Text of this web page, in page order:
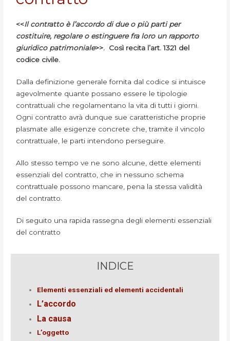
<<Il contratto è l’accordo di due o più parti per
costituire, regolare o estinguere fra loro un rapporto
giuridico patrimoniale>>. Così recita l’art. 1321 del
codice civile.
Dalla definizione generale fornita dal codice si intuisce
agevolmente quante possano essere le tipologie
contrattuali che regolamentano la vita di tutti i giorni.
Ogni contratto avrà dunque sue caratteristiche proprie
plasmate alle esigenze concrete che, tramite il vincolo
contrattuale, le parti intendono perseguire.
Allo stesso tempo ve ne sono alcune, dette elementi
essenziali del contratto, che in nessuno schema
contrattuale possono mancare, pena la stessa validità
del contratto.
Di seguito una rapida rassegna degli elementi essenziali
del contratto
INDICE
Elementi essenziali ed elementi accidentali
L’accordo
La causa
L’oggetto